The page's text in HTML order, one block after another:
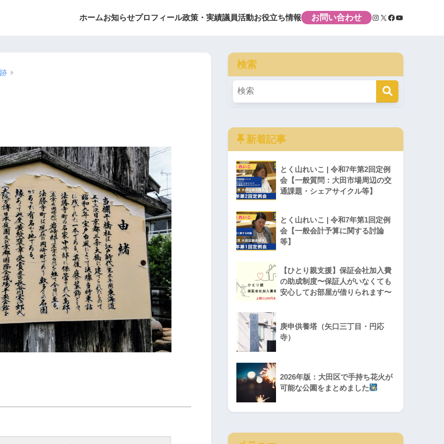
ホームお知らせプロフィール政策・実績議員活動お役立ち情報 お問い合わせ
検索
新着記事
とく山れいこ | 令和7年第2回定例
会【一般質問：大田市場周辺の交
通課題・シェアサイクル等】
とく山れいこ | 令和7年第1回定例
会【一般会計予算に関する討論
等】
【ひとり親支援】保証会社加入費
の助成制度〜保証人がいなくても
安心してお部屋が借りられます〜
庚申供養塔（矢口三丁目・円応
寺）
2026年版：大田区で手持ち花火が
可能な公園をまとめました